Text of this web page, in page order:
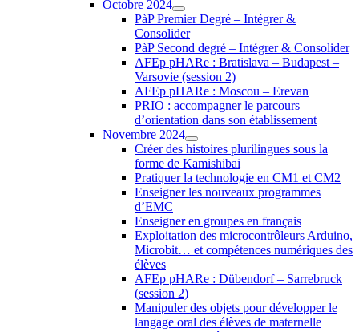
Octobre 2024
PàP Premier Degré – Intégrer &
Consolider
PàP Second degré – Intégrer & Consolider
AFEp pHARe : Bratislava – Budapest –
Varsovie (session 2)
AFEp pHARe : Moscou – Erevan
PRIO : accompagner le parcours
d’orientation dans son établissement
Novembre 2024
Créer des histoires plurilingues sous la
forme de Kamishibai
Pratiquer la technologie en CM1 et CM2
Enseigner les nouveaux programmes
d’EMC
Enseigner en groupes en français
Exploitation des microcontrôleurs Arduino,
Microbit… et compétences numériques des
élèves
AFEp pHARe : Dübendorf – Sarrebruck
(session 2)
Manipuler des objets pour développer le
langage oral des élèves de maternelle